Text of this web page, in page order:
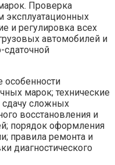
Проверка
эксплуатационных
и регулировка всех
автомобилей и
особенности
марок; технические
сдачу сложных
восстановления и
порядок оформления
правила ремонта и
диагностического